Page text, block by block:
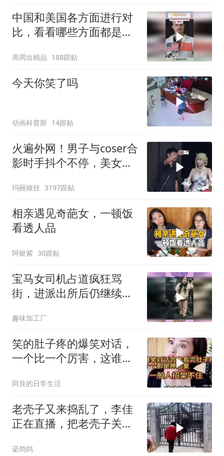
中国和美国各方面进行对
比，看看哪些方面都是谁
周周出精品 188跟贴
今天你笑了吗
动画科普斯 14跟贴
火遍外网！男子与coser合
影时手抖个不停，美女做
玛丽姬丝 3197跟贴
相亲遇见奇葩女，一顿饭
看透人品
阿银紫 30跟贴
宝马女司机占道疯狂骂
街，进派出所后仍继续发
趣味加工厂
笑的肚子疼的爆笑对话，
一个比一个厉害，这谁招
阿良的日常生活
老壳子又来捣乱了，李佳
正在直播，把老壳子关在
诺鸽鸽